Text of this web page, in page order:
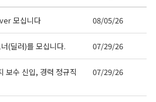
모십니다 08/05/26
(딜러)를 모십니다. 07/29/26
보수 신입, 경력 정규직
07/29/26